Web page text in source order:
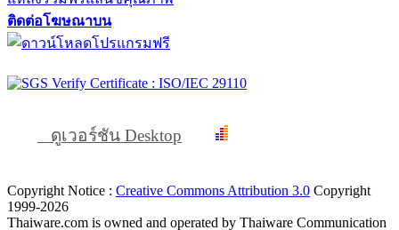
ติดต่อโฆษณาบน
ดูเวอร์ชัน Desktop
Copyright Notice : Creative Commons Attribution 3.0 Copyright
1999-2026
Thaiware.com is owned and operated by Thaiware Communication